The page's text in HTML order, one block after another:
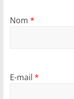
Nom *
E-mail *